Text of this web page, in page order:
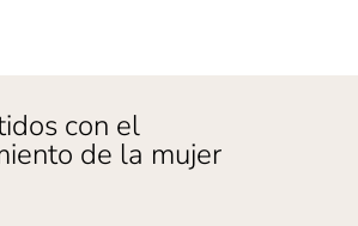
con el
de la mujer